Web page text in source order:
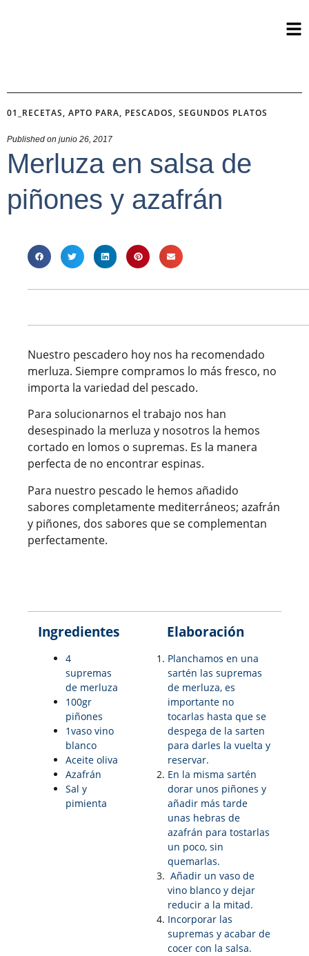
01_RECETAS, APTO PARA, PESCADOS, SEGUNDOS PLATOS
Published on junio 26, 2017
Merluza en salsa de
piñones y azafrán
Nuestro pescadero hoy nos ha recomendado
merluza. Siempre compramos lo más fresco, no
importa la variedad del pescado.
Para solucionarnos el trabajo nos han
desespinado la merluza y nosotros la hemos
cortado en lomos o supremas. Es la manera
perfecta de no encontrar espinas.
Para nuestro pescado le hemos añadido
sabores completamente mediterráneos; azafrán
y piñones, dos sabores que se complementan
perfectamente.
Ingredientes
4
supremas
de merluza
100gr
piñones
1vaso vino
blanco
Aceite oliva
Azafrán
Sal y
pimienta
Elaboración
Planchamos en una
sartén las supremas
de merluza, es
importante no
tocarlas hasta que se
despega de la sarten
para darles la vuelta y
reservar.
En la misma sartén
dorar unos piñones y
añadir más tarde
unas hebras de
azafrán para tostarlas
un poco, sin
quemarlas.
Añadir un vaso de
vino blanco y dejar
reducir a la mitad.
Incorporar las
supremas y acabar de
cocer con la salsa.